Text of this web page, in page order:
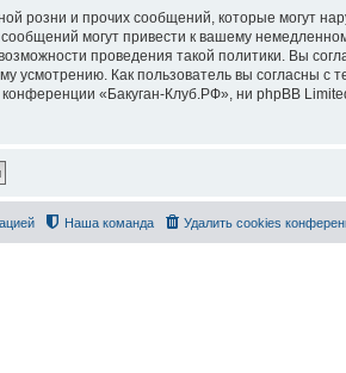
розни и прочих сообщений, которые могут
могут привести к вашему
проведения такой политики. Вы
Как пользователь вы согласны с
«Бакуган-Клуб.РФ», ни phpBB
Удалить cookies
Наша команда